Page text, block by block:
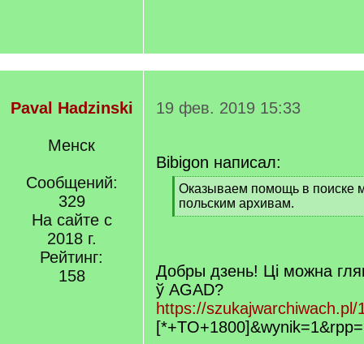
Paval Hadzinski
Менск
Сообщений:
329
На сайте с
2018 г.
Рейтинг:
158
19 фев. 2019 15:33
Bibigon написал:
[
q
]
Оказываем помощь в поиске
польским архивам.
[
]
Добры дзень! Ці можна
ў AGAD?
https://szukajwarchiwach.pl/